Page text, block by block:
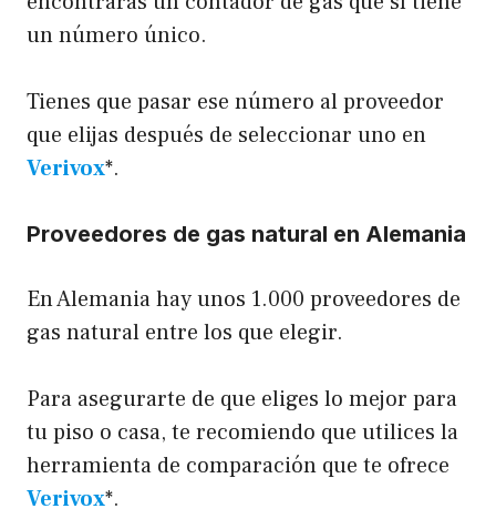
un número único.
Tienes que pasar ese número al proveedor
que elijas después de seleccionar uno en
Verivox*.
Proveedores de gas natural en Alemania
En Alemania hay unos 1.000 proveedores de
gas natural entre los que elegir.
Para asegurarte de que eliges lo mejor para
tu piso o casa, te recomiendo que utilices la
herramienta de comparación que te ofrece
Verivox*.